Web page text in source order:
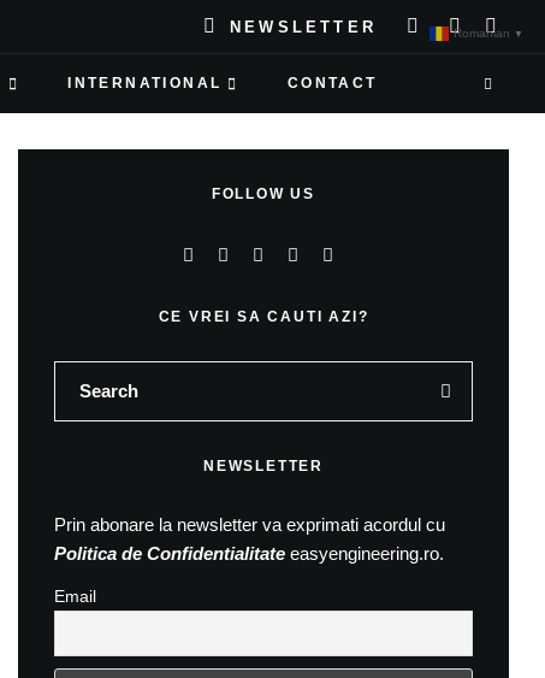
NEWSLETTER
INTERNATIONAL CONTACT
FOLLOW US
CE VREI SA CAUTI AZI?
NEWSLETTER
Prin abonare la newsletter va exprimati acordul cu
Politica de Confidentialitate easyengineering.ro.
Email
Romanian ▼